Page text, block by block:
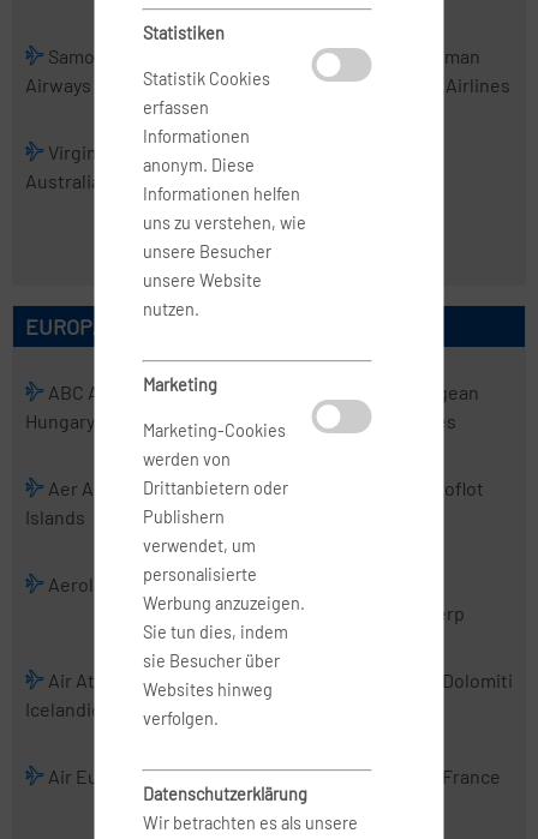
Samoa
Airways
Airlines
Solomon
Airlines
Tasman
Cargo Airlines
Virgin
Australia
Australia
EUROPÄISCHE AIRLINES
ABC Air
Hungary
Abelag
Aviation
Airlines
Aegean
Airlines
Aer Arann
Islands
Aer Lingus Aeroflot
Aerologic Air Albania
Antwerp
Air Atlanta
Icelandic
Air Baltic Air Dolomiti
Air Europa
Air Europa
Express
Air France
Air France
Statistiken
Statistik Cookies
erfassen
Informationen
anonym. Diese
Informationen helfen
uns zu verstehen, wie
unsere Besucher
unsere Website
nutzen.
Marketing
Marketing-Cookies
werden von
Drittanbietern oder
Publishern
verwendet, um
personalisierte
Werbung anzuzeigen.
Sie tun dies, indem
sie Besucher über
Websites hinweg
verfolgen.
Datenschutzerklärung
Wir betrachten es als unsere